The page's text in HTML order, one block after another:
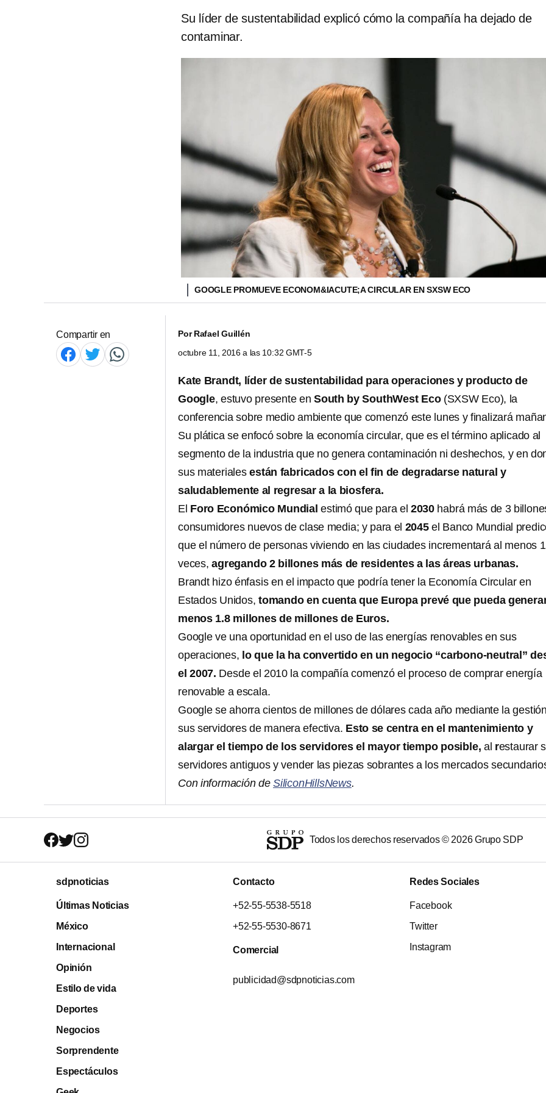
Su líder de sustentabilidad explicó cómo la compañía ha dejado de
contaminar.
GOOGLE PROMUEVE ECONOM&IACUTE;A CIRCULAR EN SXSW ECO
Compartir en PorRafael Guillén
octubre 11, 2016 a las 10:32 GMT-5
Kate Brandt, líder de sustentabilidad para operaciones y producto de
Google, estuvo presente enSouth by SouthWest Eco(SXSW Eco), la
conferencia sobre medio ambiente que comenzó este lunes y finalizará
Su plática se enfocó sobre la economía circular, que es el término aplicado al
segmento de la industria que no genera contaminación ni deshechos, y en
sus materialesestán fabricados con el fin de degradarse natural y
saludablemente al regresar a la biosfera.
El Foro Económico Mundial estimó que para el 2030 habrá más de 3
consumidores nuevos de clase media; y para el 2045el Banco Mundial
que el número de personas viviendo en las ciudades incrementará al menos
veces,agregando 2 billones más de residentes a las áreas urbanas.
Brandt hizo énfasis en el impacto que podría tener la Economía Circular en
Estados Unidos,tomando en cuenta que Europa prevé que pueda
menos 1.8 millones de millones de Euros.
Google ve una oportunidad en el uso de las energías renovables en sus
operaciones, lo que la ha convertido en un negocio “carbono-neutral”
el 2007. Desde el 2010 la compañía comenzó el proceso de comprar energía
renovable a escala.
Google se ahorra cientos de millones de dólares cada año mediante la
sus servidores de manera efectiva. Esto se centra en el mantenimiento y
alargar el tiempo de los servidores el mayor tiempo posible, al restaurar
servidores antiguos y vender las piezas sobrantes a los mercados
Con información deSiliconHillsNews.
Todos los derechos reservados © 2026Grupo SDP
sdpnoticias
Últimas Noticias
México
Internacional
Opinión
Estilo de vida
Deportes
Negocios
Sorprendente
Espectáculos
Contacto
+52-55-5538-5518
+52-55-5530-8671
Comercial
publicidad@sdpnoticias.com
Redes Sociales
Facebook
Twitter
Instagram